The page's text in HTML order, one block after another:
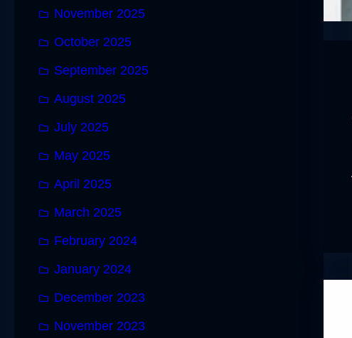
November 2025
October 2025
September 2025
August 2025
July 2025
May 2025
April 2025
March 2025
February 2024
January 2024
December 2023
November 2023